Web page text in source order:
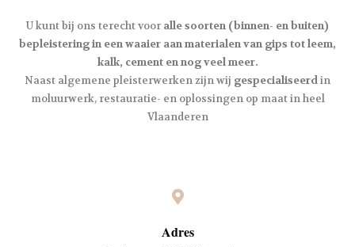
U kunt bij ons terecht voor alle soorten (binnen- en buiten)
bepleistering in een waaier aan materialen van gips tot leem,
kalk, cement en nog veel meer.
Naast algemene pleisterwerken zijn wij gespecialiseerdin
moluurwerk, restauratie- en oplossingen op maat in heel
Vlaanderen
Adres